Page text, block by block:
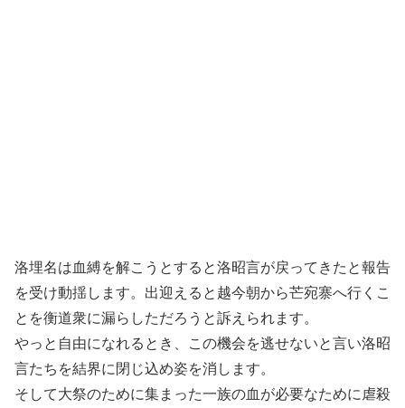
洛埋名は血縛を解こうとすると洛昭言が戻ってきたと報告
を受け動揺します。出迎えると越今朝から芒宛寨へ行くこ
とを衡道衆に漏らしただろうと訴えられます。
やっと自由になれるとき、この機会を逃せないと言い洛昭
言たちを結界に閉じ込め姿を消します。
そして大祭のために集まった一族の血が必要なために虐殺